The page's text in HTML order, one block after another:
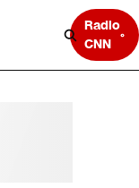
Radio
CNN